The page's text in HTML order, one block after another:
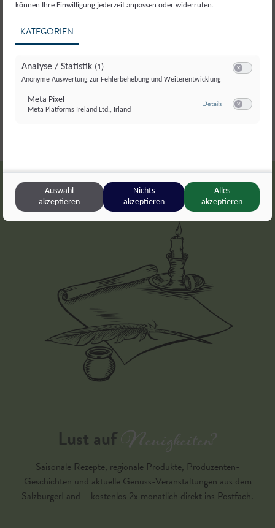
Lust aufNeuigkeiten?
Saisonale Rezepte, regionale Produkte, Produzenten-
Geschichten und aktuelle Genuss-Veranstaltungen aus dem
SalzburgerLand – kostenlos 2x monatlich direkt ins Postfach.
können Ihre Einwilligung jederzeit anpassen oder widerrufen.
KATEGORIEN
Analyse / Statistik (1)
Anonyme Auswertung zur Fehlerbehebung und Weiterentwicklung
Meta Pixel
Meta Platforms Ireland Ltd., Irland
Detailszu Meta Pixel
Auswahl
akzeptieren
Nichts
akzeptieren
Alles
akzeptieren